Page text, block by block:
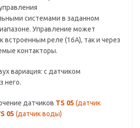
системами в заданном
Управление может
встроенным реле (16А), так и через
контакторы.
вариация: с датчиком
него.
датчиков TS 05 (датчик
05 (датчик воды)